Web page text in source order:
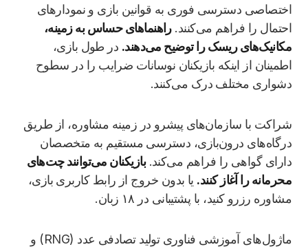
اختصاصی دسترسی فوری به قوانین بازی و نمودارهای
احتمال را فراهم می‌کنند.راهنماهای حساس به زمینه،
مکانیک‌های ریسک را توضیح می‌دهند. در طول بازی،
اطمینان از اینکه بازیکنان نوسانات ضرایب را در سطوح
دشواری مختلف درک می‌کنند.
شراکت با سازمان‌های پیشرو در زمینه مشاوره، از طریق
درگاه‌های درون‌بازی، دسترسی مستقیم به متخصصان
دارای گواهی را فراهم می‌کند.بازیکنان می‌توانند چت‌های
محرمانه را آغاز کنند. یا بدون خروج از رابط کاربری بازی،
مشاوره رزرو کنید، با پشتیبانی در ۱۸ زبان.
ماژول‌های آموزشی فناوری تولید تصادفی عدد (RNG) و